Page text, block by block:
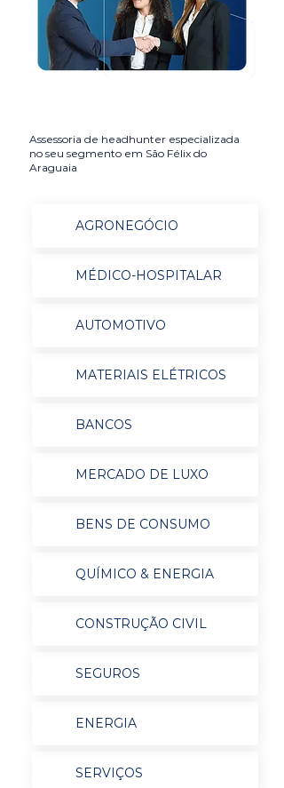
Assessoria de headhunter especializada
no seu segmento em São Félix do
Araguaia
AGRONEGÓCIO
MÉDICO-HOSPITALAR
AUTOMOTIVO
MATERIAIS ELÉTRICOS
BANCOS
MERCADO DE LUXO
BENS DE CONSUMO
QUÍMICO & ENERGIA
CONSTRUÇÃO CIVIL
SEGUROS
ENERGIA
SERVIÇOS